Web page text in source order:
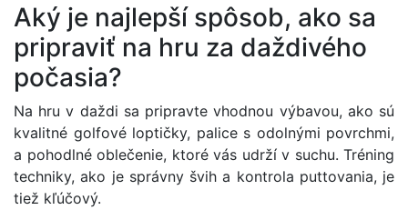
Aký je najlepší spôsob, ako sa
pripraviť na hru za daždivého
počasia?
Na hru v daždi sa pripravte vhodnou výbavou, ako sú
kvalitné golfové loptičky, palice s odolnými povrchmi,
a pohodlné oblečenie, ktoré vás udrží v suchu. Tréning
techniky, ako je správny švih a kontrola puttovania, je
tiež kľúčový.